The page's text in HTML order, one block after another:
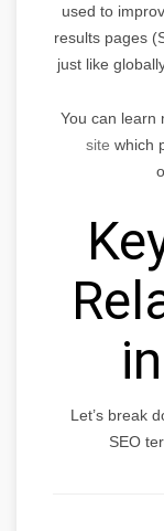
used to
results pages
just like
You can learn
site which
Let’s break
SEO